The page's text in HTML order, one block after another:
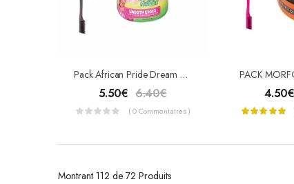
Pack African Pride Dream Kids Smooth EDGES Anti Frizzy Gel 170g +Brosse Baby Hair
5.50€ 6.40€
( 0 Commentaires )
4.50€
Montrant 112 de 72 Produits